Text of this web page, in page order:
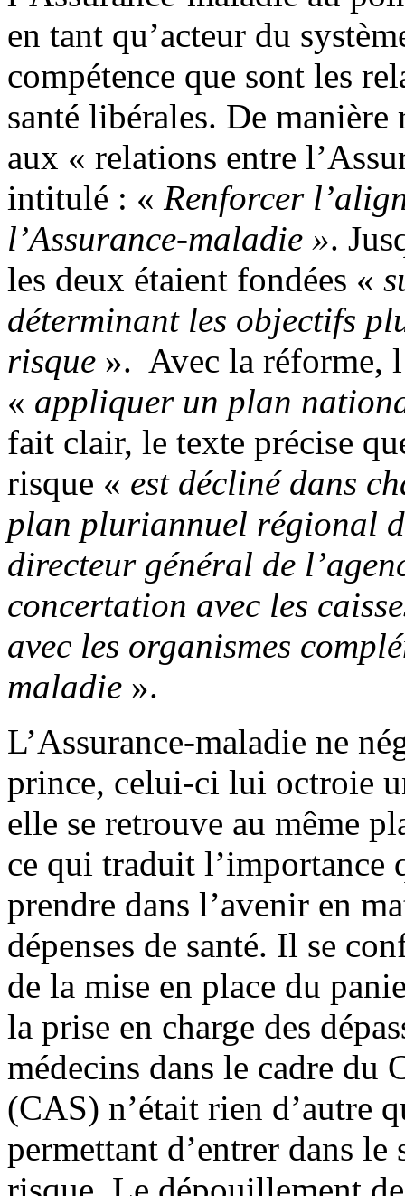
en tant qu’acteur du
compétence que sont les
santé libérales. De
aux « relations entre
intitulé : « Renforcer
l’Assurance-maladie ».
les deux étaient fondées «
déterminant les objectifs
risque ». Avec la réforme,
« appliquer un plan
fait clair, le texte précise
risque « est décliné dans
plan pluriannuel régional
directeur général de
concertation avec les
avec les organismes
maladie ».
L’Assurance-maladie ne
prince, celui-ci lui octroie
elle se retrouve au même
ce qui traduit l’importance
prendre dans l’avenir en
dépenses de santé. Il se
de la mise en place du
la prise en charge des
médecins dans le cadre du
(CAS) n’était rien d’autre
permettant d’entrer dans